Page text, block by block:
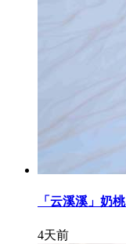
「云溪溪」奶
4天前